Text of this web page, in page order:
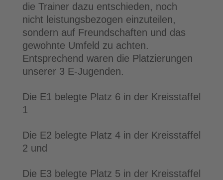
die Trainer dazu entschieden, noch
nicht leistungsbezogen einzuteilen,
sondern auf Freundschaften und das
gewohnte Umfeld zu achten.
Entsprechend waren die Platzierungen
unserer 3 E-Jugenden.
Die E1 belegte Platz 6 in der Kreisstaffel
1
Die E2 belegte Platz 4 in der Kreisstaffel
2 und
Die E3 belegte Platz 5 in der Kreisstaffel